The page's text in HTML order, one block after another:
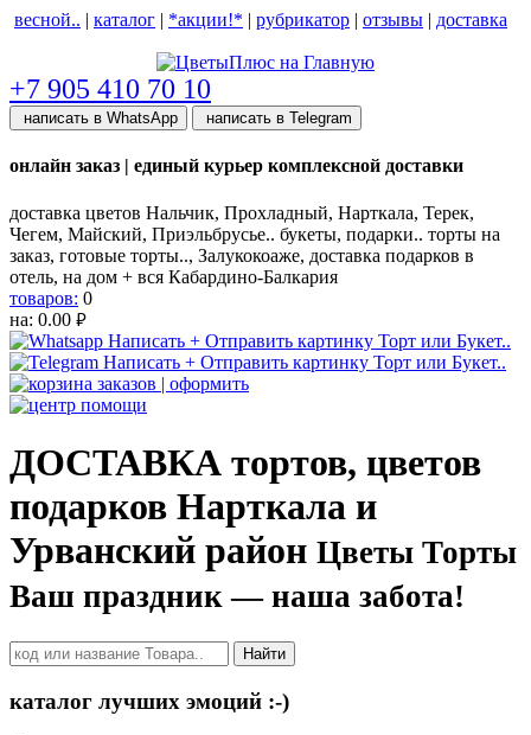
весной.. | каталог | *акции!* | рубрикатор | отзывы | доставка
+7 905 410 70 10
написать в WhatsApp написать в Telegram
онлайн заказ | единый курьер комплексной доставки
доставка цветов Нальчик, Прохладный, Нарткала, Терек,
Чегем, Майский, Приэльбрусье.. букеты, подарки.. торты на
заказ, готовые торты.., Залукокоаже, доставка подарков в
отель, на дом + вся Кабардино-Балкария
товаров: 0
на: 0.00 руб.
ДОСТАВКА тортов, цветов
подарков Нарткала и
Урванский район Цветы Торты
Ваш праздник — наша забота!
Найти
каталог лучших эмоций :-)